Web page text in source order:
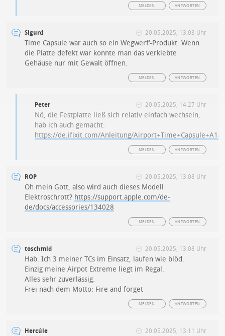
ANTWORTEN
MELDEN
Sigurd 20.05.2025, 13:03 Uhr
Time Capsule war auch so ein Wegwerf‘-Produkt. Wenn
die Platte defekt war konnte man das verklebte
Gehäuse nur mit Gewalt öffnen.
ANTWORTEN
MELDEN
Peter 20.05.2025, 14:27 Uhr
Nö, die Festplatte ließ sich relativ einfach wechseln,
hab ich auch gemacht:
https://de.ifixit.com/Anleitung/
ANTWORTEN
MELDEN
ROP 20.05.2025, 13:08 Uhr
Oh mein Gott, also wird auch dieses Modell
Elektroschrott? https://support.apple.com/de-
de/docs/accessories/134028
ANTWORTEN
MELDEN
toschmid 20.05.2025, 13:08 Uhr
Hab. Ich 3 meiner TCs im Einsatz, laufen wie blöd.
Einzig meine Airpot Extreme liegt im Regal.
Alles sehr zuverlässig.
Frei nach dem Motto: Fire and forget
ANTWORTEN
MELDEN
Hercúle 20.05.2025, 13:11 Uhr